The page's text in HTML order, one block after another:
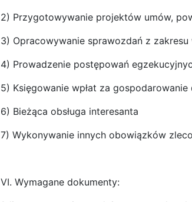
2) Przygotowywanie projektów umów,
3) Opracowywanie sprawozdań z
4) Prowadzenie postępowań
5) Księgowanie wpłat za gospodarowanie
6) Bieżąca obsługa interesanta
7) Wykonywanie innych obowiązków
VI. Wymagane dokumenty: